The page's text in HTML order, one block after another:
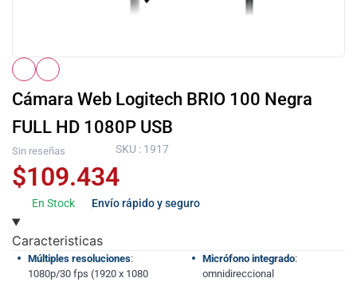
Cámara Web Logitech BRIO 100 Negra
FULL HD 1080P USB
Sin reseñas SKU : 1917
$109.434
En Stock Envío rápido y seguro
Caracteristicas
Múltiples resoluciones:
1080p/30 fps (1920 x 1080
Micrófono integrado:
omnidireccional